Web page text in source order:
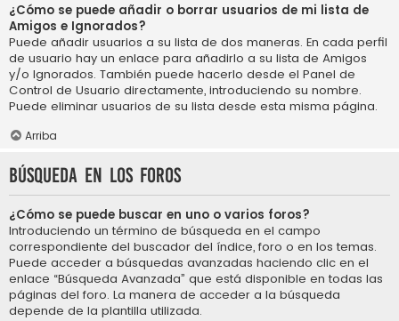
¿Cómo se puede añadir o borrar usuarios de mi lista de
Amigos e Ignorados?
Puede añadir usuarios a su lista de dos maneras. En cada perfil
de usuario hay un enlace para añadirlo a su lista de Amigos
y/o Ignorados. También puede hacerlo desde el Panel de
Control de Usuario directamente, introduciendo su nombre.
Puede eliminar usuarios de su lista desde esta misma página.
Arriba
Búsqueda en los foros
¿Cómo se puede buscar en uno o varios foros?
Introduciendo un término de búsqueda en el campo
correspondiente del buscador del índice, foro o en los temas.
Puede acceder a búsquedas avanzadas haciendo clic en el
enlace “Búsqueda Avanzada” que está disponible en todas las
páginas del foro. La manera de acceder a la búsqueda
depende de la plantilla utilizada.